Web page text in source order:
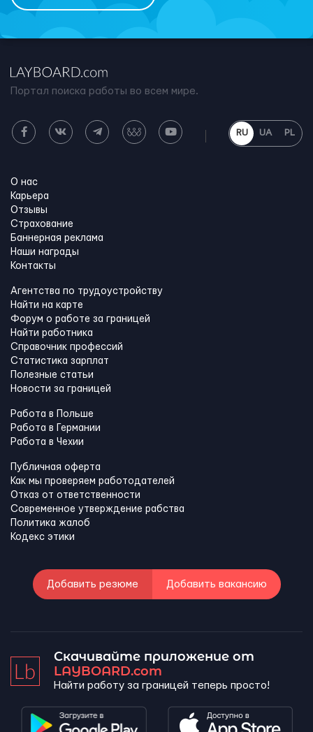
Портал поиска работы во всем мире.
RU UA PL
О нас
Карьера
Отзывы
Страхование
Баннерная реклама
Наши награды
Контакты
Агентства по трудоустройству
Найти на карте
Форум о работе за границей
Найти работника
Справочник профессий
Статистика зарплат
Полезные статьи
Новости за границей
Работа в Польше
Работа в Германии
Работа в Чехии
Публичная оферта
Как мы проверяем работодателей
Отказ от ответственности
Современное утверждение рабства
Политика жалоб
Кодекс этики
Добавить резюме Добавить вакансию
Скачивайте приложение от
LAYBOARD.com
Найти работу за границей теперь просто!